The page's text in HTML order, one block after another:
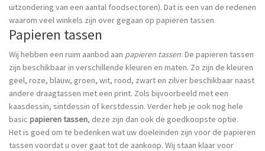
uitzondering van een aantal foodsectoren). Dat is een van de redenen
waarom veel winkels zijn over gegaan op papieren tassen.
Papieren tassen
Wij hebben een ruim aanbod aan papieren tassen. De papieren tassen
zijn beschikbaar in verschillende kleuren en maten. Zo zijn de kleuren
geel, roze, blauw, groen, wit, rood, zwart en zilver beschikbaar naast
andere draagtassen met een print. Zols bijvoorbeeld met een
kaasdessin, sintdessin of kerstdessin. Verder heb je ook nog hele
basic papieren tassen, deze zijn dan ook de goedkoopste optie.
Het is goed om te bedenken wat uw doeleinden zijn voor de papieren
tassen voordat u over gaat tot de aankoop. Wij staan klaar voor